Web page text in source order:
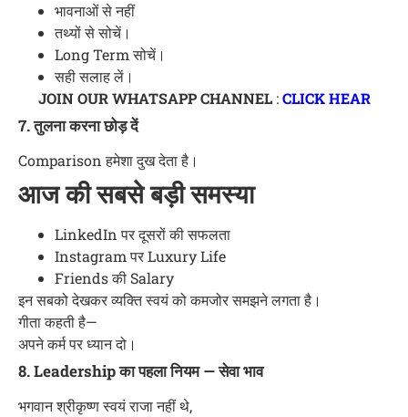
भावनाओं से नहीं
तथ्यों से सोचें।
Long Term सोचें।
सही सलाह लें।
JOIN OUR WHATSAPP CHANNEL:CLICK HEAR
7. तुलना करना छोड़ दें
Comparison हमेशा दुख देता है।
आज की सबसे बड़ी समस्या
LinkedIn पर दूसरों की सफलता
Instagram पर Luxury Life
Friends की Salary
इन सबको देखकर व्यक्ति स्वयं को कमजोर समझने लगता है।
गीता कहती है—
अपने कर्म पर ध्यान दो।
8. Leadership का पहला नियम — सेवा भाव
भगवान श्रीकृष्ण स्वयं राजा नहीं थे,